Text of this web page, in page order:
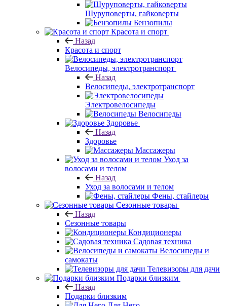
Шуруповерты, гайковерты
Бензопилы
Красота и спорт
Назад
Красота и спорт
Велосипеды, электротранспорт
Назад
Велосипеды, электротранспорт
Электровелосипеды
Велосипеды
Здоровье
Назад
Здоровье
Массажеры
Уход за
волосами и телом
Назад
Уход за волосами и телом
Фены, стайлеры
Сезонные товары
Назад
Сезонные товары
Кондиционеры
Садовая техника
Велосипеды и
самокаты
Телевизоры для дачи
Подарки близким
Назад
Подарки близким